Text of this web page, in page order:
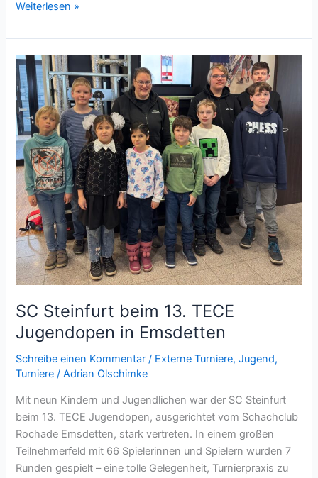
Schnellschach-
in
Steinfurt:
Zwei
Turniere,
viele
Bretter,
große
Vorfreude
Weiterlesen »
SC Steinfurt beim 13. TECE
Jugendopen in Emsdetten
Schreibe einen Kommentar / Externe Turniere,Jugend,
Turniere /Adrian Olschimke
Mit neun Kindern und Jugendlichen war der SC Steinfurt
beim 13. TECE Jugendopen, ausgerichtet vom Schachclub
Rochade Emsdetten, stark vertreten. In einem großen
Teilnehmerfeld mit 66 Spielerinnen und Spielern wurden 7
Runden gespielt – eine tolle Gelegenheit, Turnierpraxis zu